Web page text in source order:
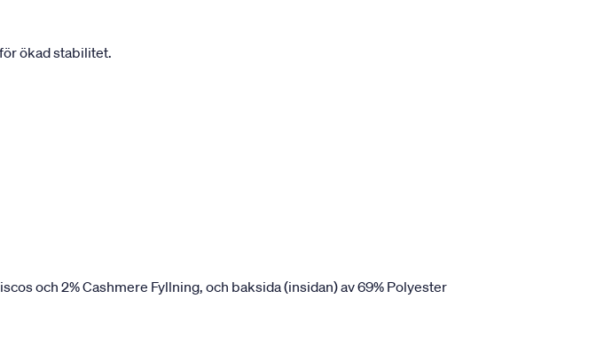
ökad stabilitet.
och 2% Cashmere Fyllning, och baksida (insidan) av 69% Polyester